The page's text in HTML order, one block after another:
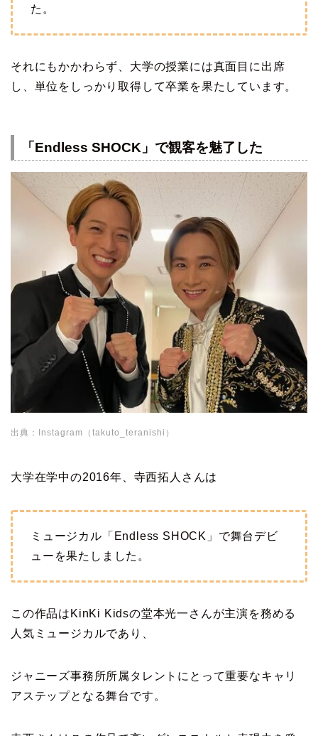
た。
それにもかかわらず、大学の授業には真面目に出席
し、単位をしっかり取得して卒業を果たしています。
「Endless SHOCK」で観客を魅了した
出典：Instagram（takuto_teranishi）
大学在学中の2016年、寺西拓人さんは
ミュージカル「Endless SHOCK」で舞台デビ
ューを果たしました。
この作品はKinKi Kidsの堂本光一さんが主演を務める
人気ミュージカルであり、
ジャニーズ事務所所属タレントにとって重要なキャリ
アステップとなる舞台です。